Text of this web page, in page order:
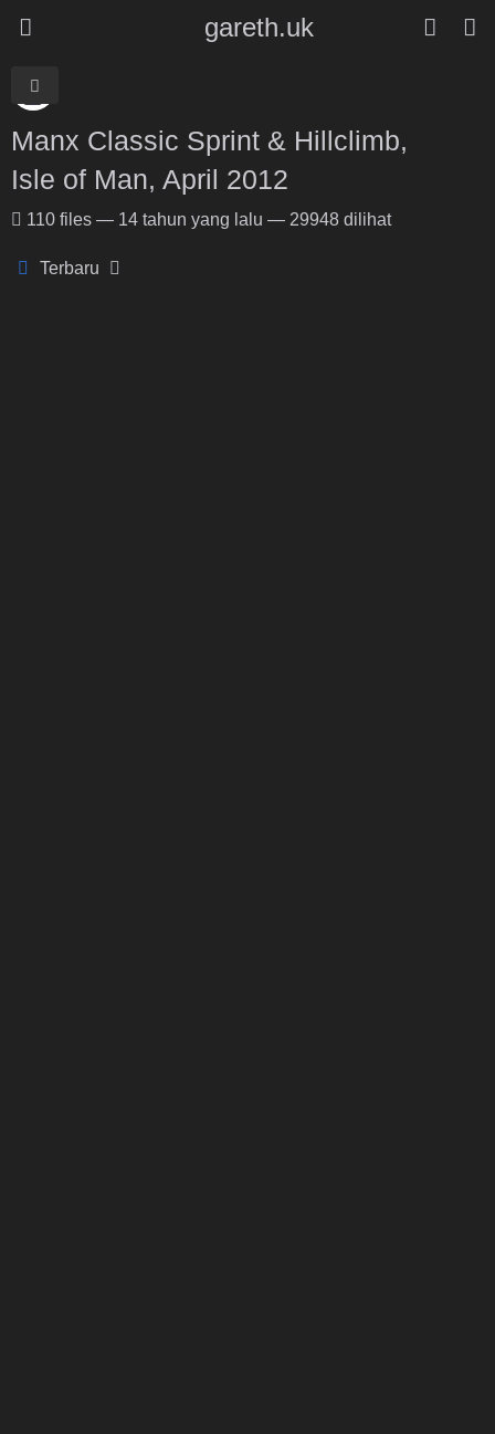
gareth.uk
Manx Classic Sprint & Hillclimb,
Isle of Man, April 2012
110 files — 14 tahun yang lalu — 29948 dilihat
Terbaru